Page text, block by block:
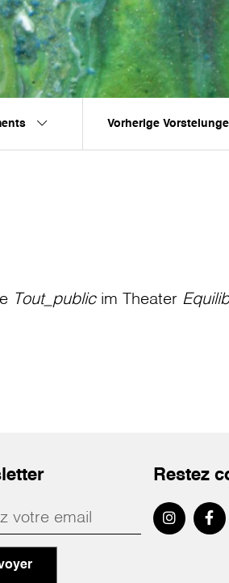
Vorherige
Tout_publicim Theater
Restez